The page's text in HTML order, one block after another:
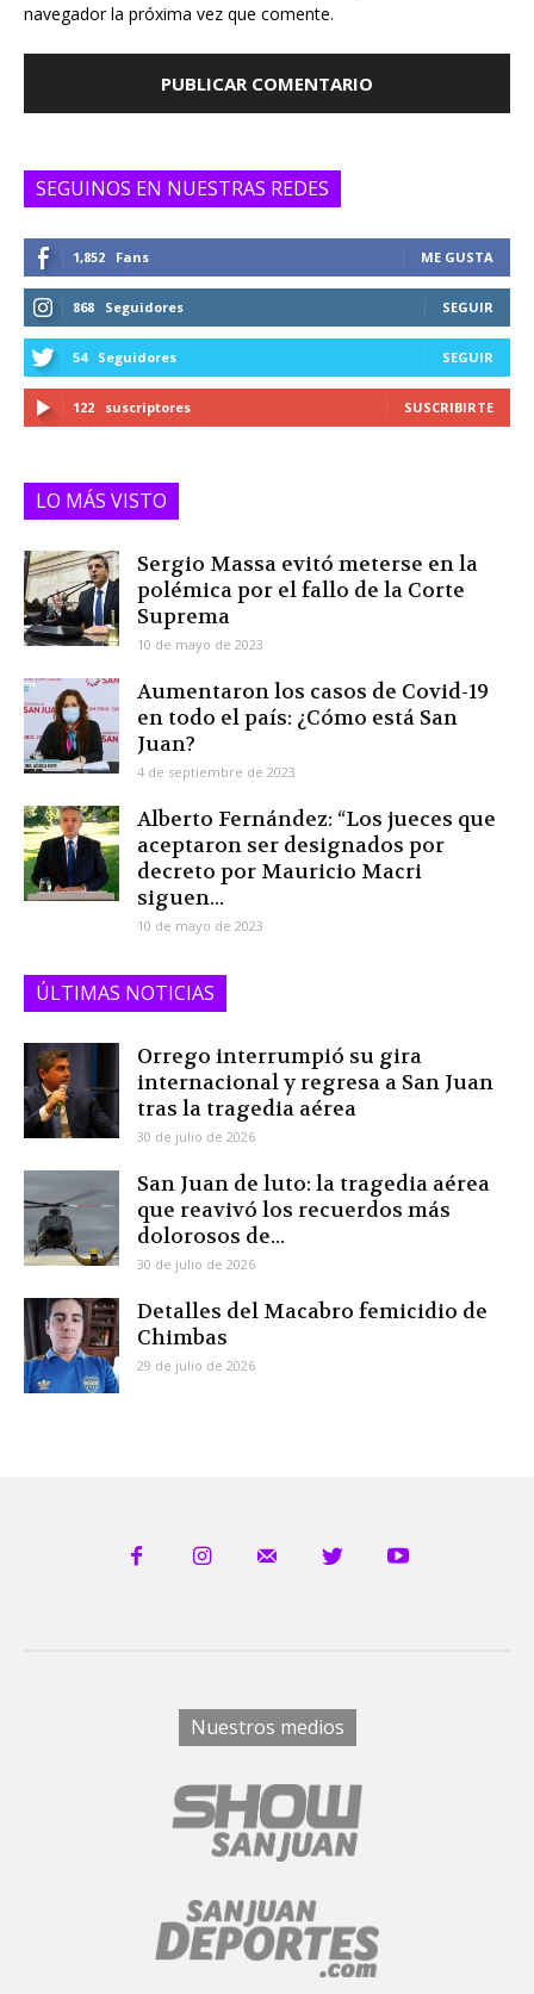
navegador la próxima vez que comente.
SEGUINOS EN NUESTRAS REDES
1,852 Fans ME GUSTA
868 Seguidores SEGUIR
54 Seguidores SEGUIR
122 suscriptores SUSCRIBIRTE
LO MÁS VISTO
Sergio Massa evitó meterse en la
polémica por el fallo de la Corte
Suprema
10 de mayo de 2023
Aumentaron los casos de Covid-19
en todo el país: ¿Cómo está San
Juan?
4 de septiembre de 2023
Alberto Fernández: “Los jueces que
aceptaron ser designados por
decreto por Mauricio Macri
siguen...
10 de mayo de 2023
ÚLTIMAS NOTICIAS
Orrego interrumpió su gira
internacional y regresa a San Juan
tras la tragedia aérea
30 de julio de 2026
San Juan de luto: la tragedia aérea
que reavivó los recuerdos más
dolorosos de...
30 de julio de 2026
Detalles del Macabro femicidio de
Chimbas
29 de julio de 2026
Nuestros medios